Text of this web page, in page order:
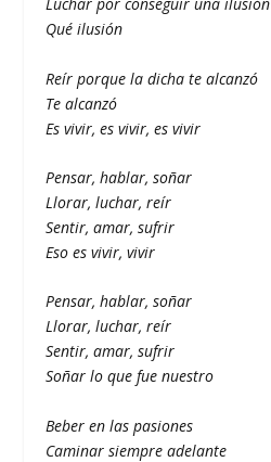
Qué ilusión
Reír porque la dicha te alcanzó
Te alcanzó
Es vivir, es vivir, es vivir
Pensar, hablar, soñar
Llorar, luchar, reír
Sentir, amar, sufrir
Eso es vivir, vivir
Pensar, hablar, soñar
Llorar, luchar, reír
Sentir, amar, sufrir
Soñar lo que fue nuestro
Beber en las pasiones
Caminar siempre adelante